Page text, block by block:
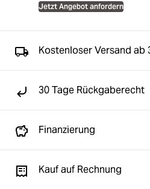
Jetzt Angebot anfordern
Kostenloser Versand ab
30 Tage Rückgaberecht
Finanzierung
Kauf auf Rechnung